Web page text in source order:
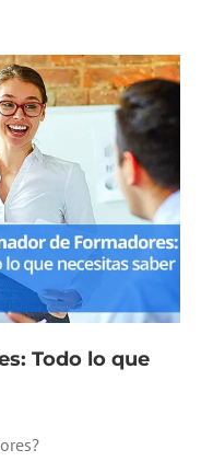
Todo lo que